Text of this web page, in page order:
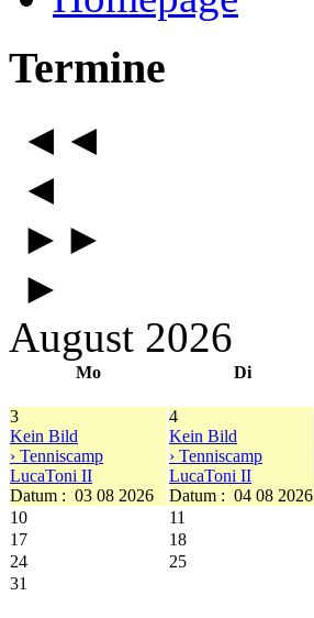
Termine
◄◄
◄
►►
►
August 2026
Mo Di
3
Kein Bild
› Tenniscamp
LucaToni II
Datum : 03 08 2026
4
Kein Bild
› Tenniscamp
LucaToni II
Datum : 04 08 2026
10
11
17
18
24
25
31